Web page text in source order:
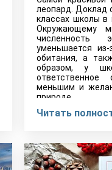
леопард. Доклад
классах школы в
Окружающему
численность
уменьшается из-
обитания, а
образом, у
меньшим и
природе.
Читать